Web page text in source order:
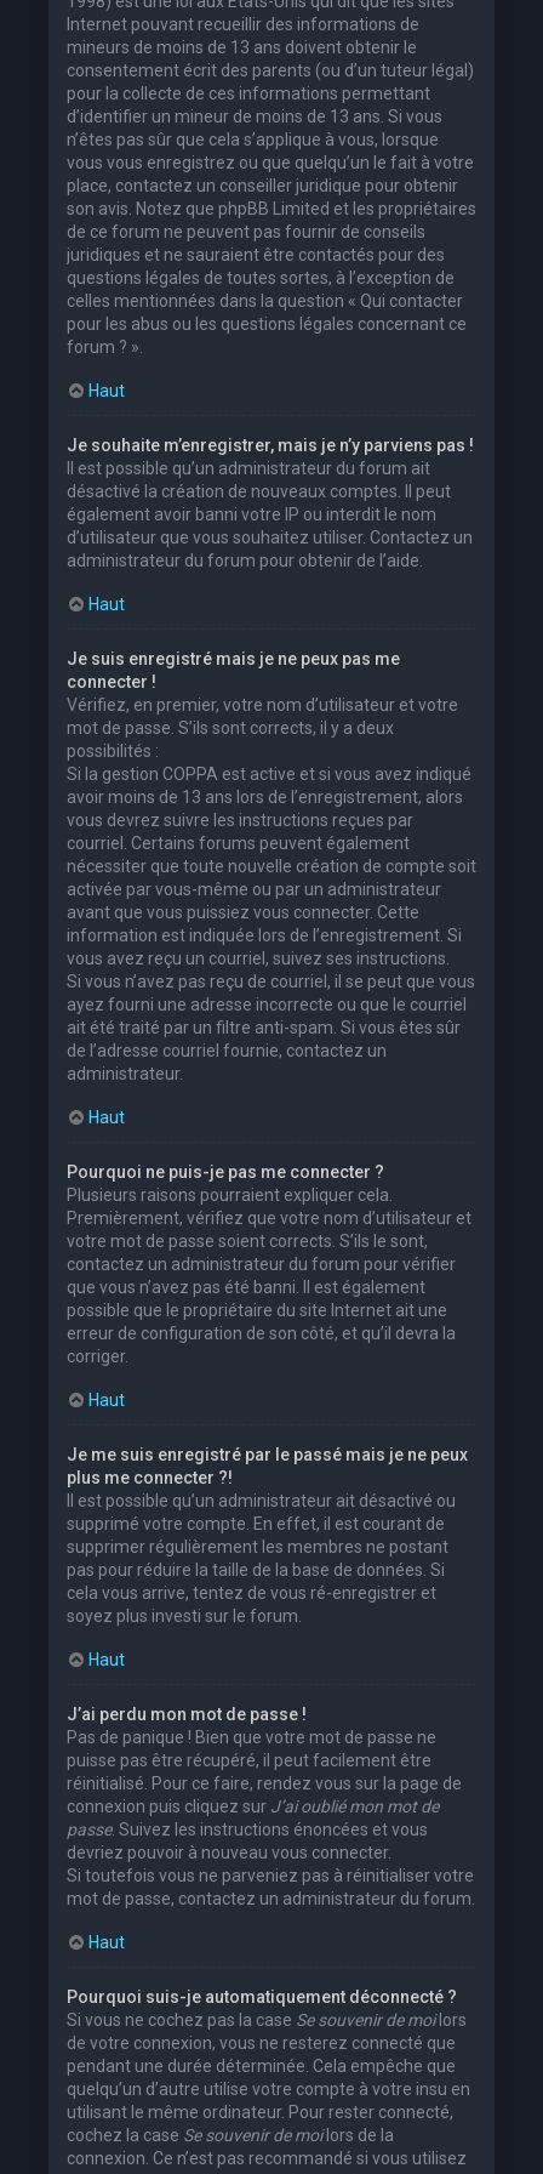
Internet pouvant recueillir des informations de
mineurs de moins de 13 ans doivent obtenir le
consentement écrit des parents (ou d’un tuteur légal)
pour la collecte de ces informations permettant
d’identifier un mineur de moins de 13 ans. Si vous
n’êtes pas sûr que cela s’applique à vous, lorsque
vous vous enregistrez ou que quelqu’un le fait à votre
place, contactez un conseiller juridique pour obtenir
son avis. Notez que phpBB Limited et les propriétaires
de ce forum ne peuvent pas fournir de conseils
juridiques et ne sauraient être contactés pour des
questions légales de toutes sortes, à l’exception de
celles mentionnées dans la question « Qui contacter
pour les abus ou les questions légales concernant ce
forum ? ».
Haut
Je souhaite m’enregistrer, mais je n’y parviens pas !
Il est possible qu’un administrateur du forum ait
désactivé la création de nouveaux comptes. Il peut
également avoir banni votre IP ou interdit le nom
d’utilisateur que vous souhaitez utiliser. Contactez un
administrateur du forum pour obtenir de l’aide.
Haut
Je suis enregistré mais je ne peux pas me
connecter !
Vérifiez, en premier, votre nom d’utilisateur et votre
mot de passe. S’ils sont corrects, il y a deux
possibilités :
Si la gestion COPPA est active et si vous avez indiqué
avoir moins de 13 ans lors de l’enregistrement, alors
vous devrez suivre les instructions reçues par
courriel. Certains forums peuvent également
nécessiter que toute nouvelle création de compte soit
activée par vous-même ou par un administrateur
avant que vous puissiez vous connecter. Cette
information est indiquée lors de l’enregistrement. Si
vous avez reçu un courriel, suivez ses instructions.
Si vous n’avez pas reçu de courriel, il se peut que vous
ayez fourni une adresse incorrecte ou que le courriel
ait été traité par un filtre anti-spam. Si vous êtes sûr
de l’adresse courriel fournie, contactez un
administrateur.
Haut
Pourquoi ne puis-je pas me connecter ?
Plusieurs raisons pourraient expliquer cela.
Premièrement, vérifiez que votre nom d’utilisateur et
votre mot de passe soient corrects. S’ils le sont,
contactez un administrateur du forum pour vérifier
que vous n’avez pas été banni. Il est également
possible que le propriétaire du site Internet ait une
erreur de configuration de son côté, et qu’il devra la
corriger.
Haut
Je me suis enregistré par le passé mais je ne peux
plus me connecter ?!
Il est possible qu’un administrateur ait désactivé ou
supprimé votre compte. En effet, il est courant de
supprimer régulièrement les membres ne postant
pas pour réduire la taille de la base de données. Si
cela vous arrive, tentez de vous ré-enregistrer et
soyez plus investi sur le forum.
Haut
J’ai perdu mon mot de passe !
Pas de panique ! Bien que votre mot de passe ne
puisse pas être récupéré, il peut facilement être
réinitialisé. Pour ce faire, rendez vous sur la page de
connexion puis cliquez sur J’ai oublié mon mot de
passe. Suivez les instructions énoncées et vous
devriez pouvoir à nouveau vous connecter.
Si toutefois vous ne parveniez pas à réinitialiser votre
mot de passe, contactez un administrateur du forum.
Haut
Pourquoi suis-je automatiquement déconnecté ?
Si vous ne cochez pas la case Se souvenir de moilors
de votre connexion, vous ne resterez connecté que
pendant une durée déterminée. Cela empêche que
quelqu’un d’autre utilise votre compte à votre insu en
utilisant le même ordinateur. Pour rester connecté,
cochez la case Se souvenir de moilors de la
connexion. Ce n’est pas recommandé si vous utilisez